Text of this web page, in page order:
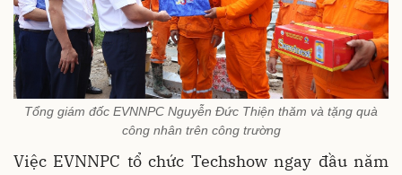
Tổng giám đốc EVNNPC Nguyễn Đức Thiện thăm và tặng quà
công nhân trên công trường
Việc EVNNPC tổ chức Techshow ngay đầu năm